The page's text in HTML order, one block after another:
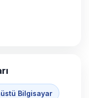
Bilgisayar